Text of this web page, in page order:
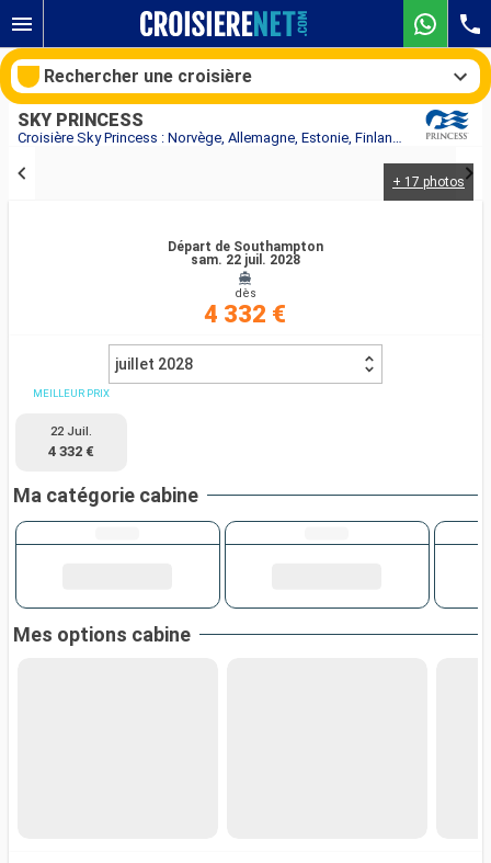
Croisière Sky Princess : Norvège, Allemagne, Estonie, Finlande, Suède, Danemark, Islande, Royaume-Uni, Belgique au départ de Southampton
SKY PRINCESS
+ 17 photos
Départ de Southampton
sam. 22 juil. 2028
dès
4 332 €
juillet 2028
MEILLEUR PRIX
22 Juil.
4 332 €
Ma catégorie cabine
Mes options cabine
Rechercher une croisière
Rechercher